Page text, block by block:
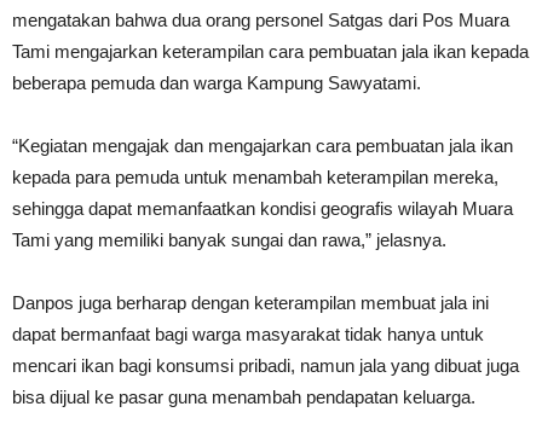
mengatakan bahwa dua orang personel Satgas dari Pos Muara
Tami mengajarkan keterampilan cara pembuatan jala ikan kepada
beberapa pemuda dan warga Kampung Sawyatami.
“Kegiatan mengajak dan mengajarkan cara pembuatan jala ikan
kepada para pemuda untuk menambah keterampilan mereka,
sehingga dapat memanfaatkan kondisi geografis wilayah Muara
Tami yang memiliki banyak sungai dan rawa,” jelasnya.
Danpos juga berharap dengan keterampilan membuat jala ini
dapat bermanfaat bagi warga masyarakat tidak hanya untuk
mencari ikan bagi konsumsi pribadi, namun jala yang dibuat juga
bisa dijual ke pasar guna menambah pendapatan keluarga.